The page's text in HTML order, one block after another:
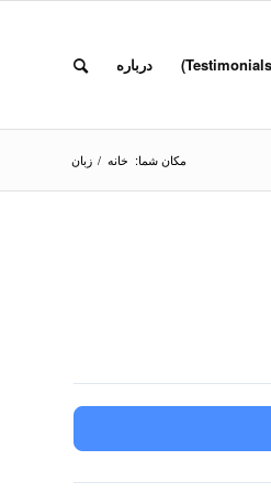
درباره
مکان شما: خانه / زبان